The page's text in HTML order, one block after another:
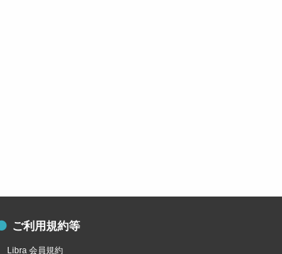
ご利用規約等
Libra 会員規約